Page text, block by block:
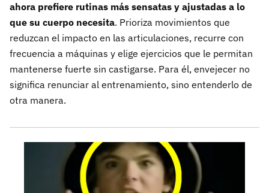
ahora prefiere rutinas más sensatas y ajustadas a lo
que su cuerpo necesita. Prioriza movimientos que
reduzcan el impacto en las articulaciones, recurre con
frecuencia a máquinas y elige ejercicios que le permitan
mantenerse fuerte sin castigarse. Para él, envejecer no
significa renunciar al entrenamiento, sino entenderlo de
otra manera.